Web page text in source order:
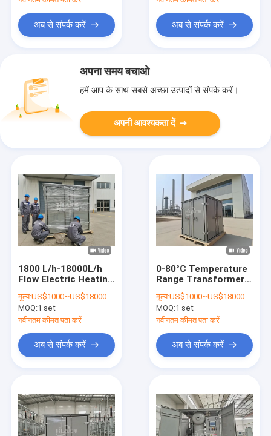
अब से संपर्क करें
Filtration
अब से संपर्क करें
अपना समय बचाओ
हमें आप के साथ सबसे अच्छा उत्पादों से संपर्क करें।
अपनी आवश्यकता दें
1800 L/h-18000L/h
Flow Electric Heating
Filtration for
Customer
Requirements
मूल्य:US$1000~US$18000
MOQ:1 set
नवीनतम कीमत पता करें
अब से संपर्क करें
0-80°C Temperature
Range Transformer
with High Cleanness
and Impurity Size
Control
मूल्य:US$1000~US$18000
MOQ:1 set
नवीनतम कीमत पता करें
अब से संपर्क करें